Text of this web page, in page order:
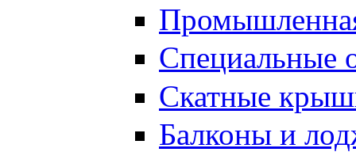
Специальные
Скатные
Балконы и